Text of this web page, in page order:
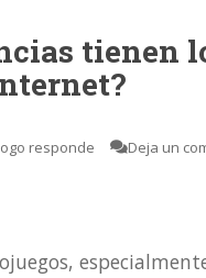
tienen
responde Deja un